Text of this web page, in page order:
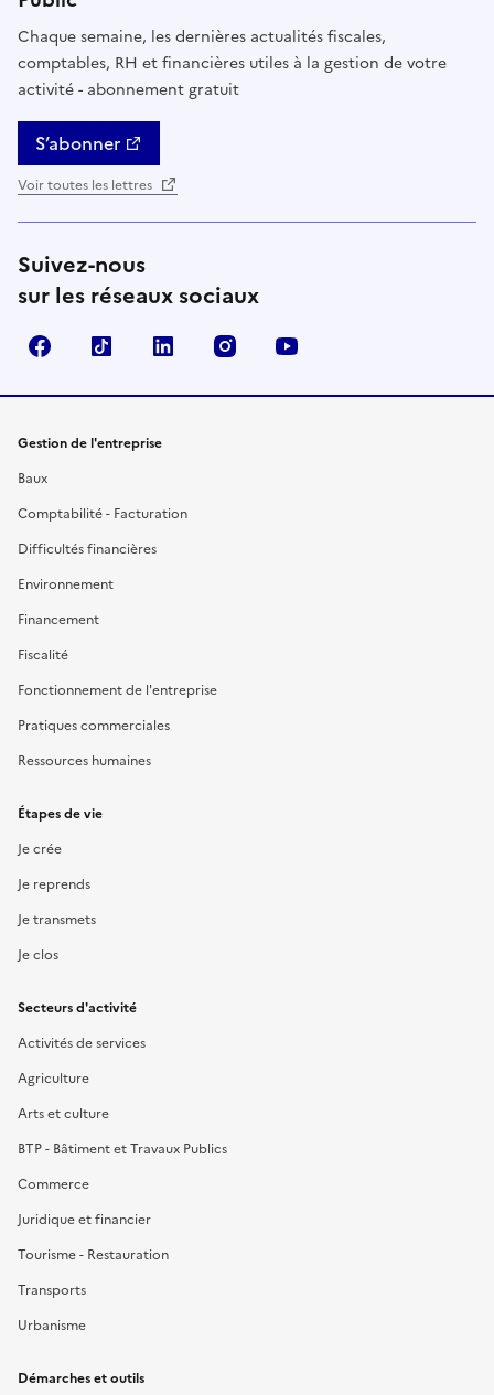
Chaque semaine, les dernières actualités fiscales,
comptables, RH et financières utiles à la gestion de votre
activité - abonnement gratuit
S’abonner
Voir toutes les lettres
Suivez-nous
sur les réseaux sociaux
FacebookTikTok Linkedin Instagram
Gestion de l'entreprise
Baux
Comptabilité - Facturation
Difficultés financières
Environnement
Financement
Fiscalité
Fonctionnement de l'entreprise
Pratiques commerciales
Ressources humaines
Étapes de vie
Je crée
Je reprends
Je transmets
Je clos
Secteurs d'activité
Activités de services
Agriculture
Arts et culture
BTP - Bâtiment et Travaux Publics
Commerce
Juridique et financier
Tourisme - Restauration
Transports
Urbanisme
Démarches et outils